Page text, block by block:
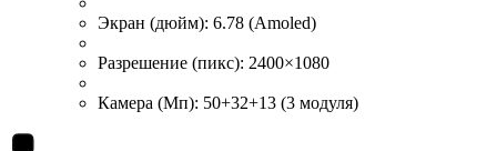
Экран (дюйм): 6.78 (Amoled)
Разрешение (пикс): 2400×1080
Камера (Мп): 50+32+13 (3 модуля)